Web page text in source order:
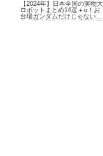
【2024年】日本全国の実物大
ロボットまとめ14選＋α！お
台場ガンダムだけじゃない迫